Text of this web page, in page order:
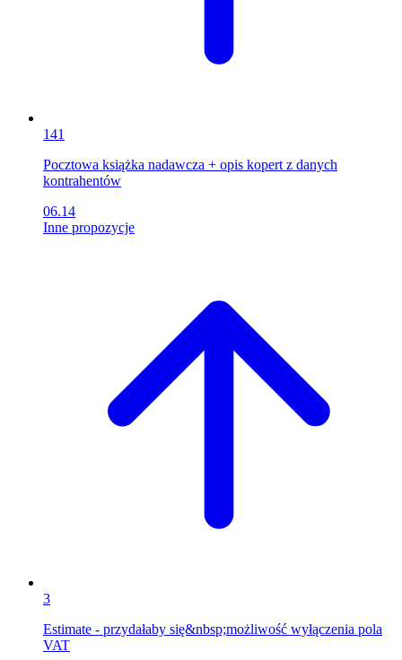
141
Pocztowa książka nadawcza + opis kopert z danych
kontrahentów
06.14
Inne propozycje
3
Estimate - przydałaby się&nbsp;możliwość wyłączenia pola
VAT